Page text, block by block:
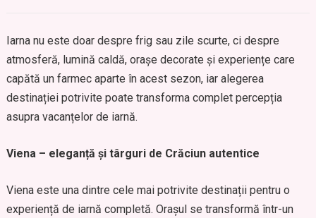
Iarna nu este doar despre frig sau zile scurte, ci despre
atmosferă, lumină caldă, orașe decorate și experiențe care
capătă un farmec aparte în acest sezon, iar alegerea
destinației potrivite poate transforma complet percepția
asupra vacanțelor de iarnă.
Viena – eleganță și târguri de Crăciun autentice
Viena este una dintre cele mai potrivite destinații pentru o
experiență de iarnă completă. Orașul se transformă într-un